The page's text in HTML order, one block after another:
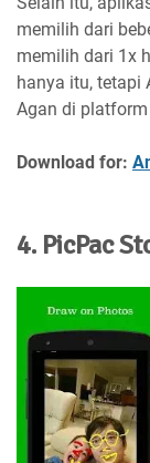
memilih dari
memilih dari 1x
hanya itu, tetapi
Agan di
Download for:
4. PicPac